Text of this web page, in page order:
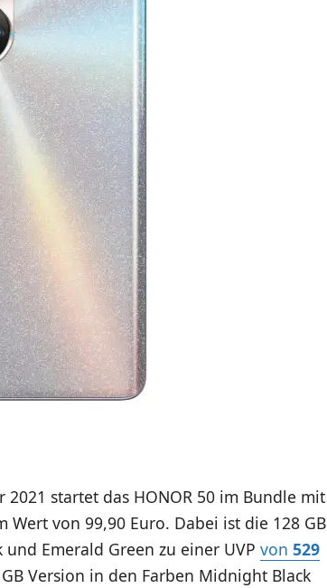
startet das HONOR 50 im Bundle mit
Wert von 99,90 Euro. Dabei ist die 128 GB
Emerald Green zu einer UVP von 529
Version in den Farben Midnight Black